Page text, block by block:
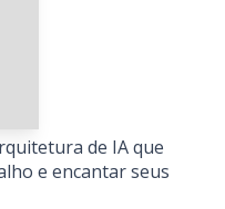
de IA que
e encantar seus